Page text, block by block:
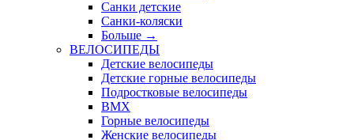
Санки детские
Санки-коляски
Больше →
ВЕЛОСИПЕДЫ
Детские велосипеды
Детские горные велосипеды
Подростковые велосипеды
BMX
Горные велосипеды
Женские велосипеды